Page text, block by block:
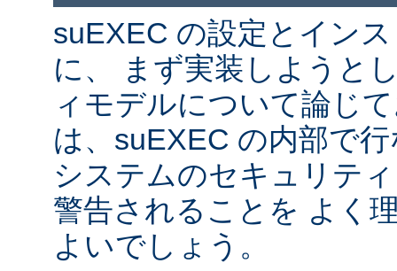
suEXEC の設定とイン
に、 まず実装しようと
ィモデルについて論じ
は、suEXEC の内部で
システムのセキュリテ
警告されることを よく
よいでしょう。